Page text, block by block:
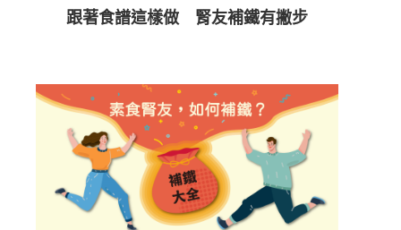
跟著食譜這樣做 腎友補鐵有撇步